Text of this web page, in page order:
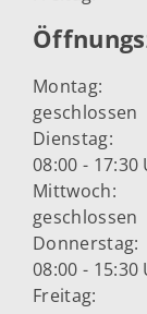
Montag:
geschlossen
Dienstag:
08:00 - 17:30
Mittwoch:
geschlossen
Donnerstag:
08:00 - 15:30
Freitag: